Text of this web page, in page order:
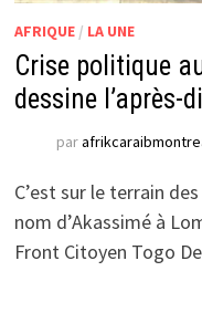
AFRIQUE/ LA UNE
Crise politique
dessine l’après-
par
C’est sur le terrain
nom d’Akassimé à
Front Citoyen Togo